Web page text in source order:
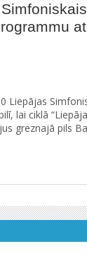
Liepājas
lai ciklā
greznajā pils